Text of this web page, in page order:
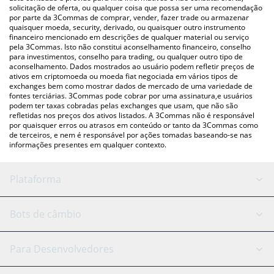
moedas fiat e criptográficas.
solicitação de oferta, ou qualquer coisa que possa ser uma recomendação
por parte da 3Commas de comprar, vender, fazer trade ou armazenar
quaisquer moeda, security, derivado, ou quaisquer outro instrumento
financeiro mencionado em descrições de qualquer material ou serviço
pela 3Commas. Isto não constitui aconselhamento financeiro, conselho
para investimentos, conselho para trading, ou qualquer outro tipo de
aconselhamento. Dados mostrados ao usuário podem refletir preços de
ativos em criptomoeda ou moeda fiat negociada em vários tipos de
exchanges bem como mostrar dados de mercado de uma variedade de
fontes terciárias. 3Commas pode cobrar por uma assinatura,e usuários
podem ter taxas cobradas pelas exchanges que usam, que não são
refletidas nos preços dos ativos listados. A 3Commas não é responsável
por quaisquer erros ou atrasos em conteúdo or tanto da 3Commas como
de terceiros, e nem é responsável por ações tomadas baseando-se nas
informações presentes em qualquer contexto.
Plataforma
Bot GRID
Signal Bot
Assistente de IA
Bots de câmbio
Binance
Para Desenvolvedores